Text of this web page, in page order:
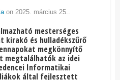
on 2025. március 25..
mesterséges
kirakó és hulladékszűrő
megkönnyítő
megtalálhatók az idei
Informatikai
által fejlesztett